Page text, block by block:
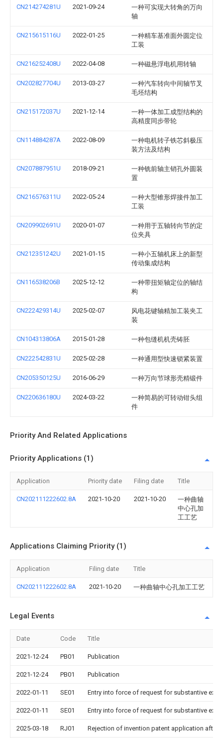
CN214274281U 2021-09-24
一种可实现大转角的万向
轴
CN215615116U 2022-01-25
一种精车基准面外圆定位
工装
CN216252408U 2022-04-08 一种磁悬浮电机用转轴
CN202827704U 2013-03-27
一种汽车转向中间轴节叉
毛坯结构
CN215172037U 2021-12-14
一种一体加工成型结构的
高精度同步带轮
CN114884287A 2022-08-09
一种电机转子铁芯斜极压
装方法及结构
CN207887951U 2018-09-21
一种铣前轴主销孔外圆装
置
CN216576311U 2022-05-24
一种大型锥形焊接件加工
工装
CN209902691U 2020-01-07
一种用于五轴转向节的定
位夹具
CN212351242U 2021-01-15
一种小五轴机床上的新型
传动集成结构
CN116538206B 2025-12-12
一种带扭矩轴定位的轴结
构
CN222429314U 2025-02-07
风电花键轴精加工装夹工
装
CN104313806A 2015-01-28 一种包缝机机壳铸胚
CN222542831U 2025-02-28 一种通用型快速锁紧装置
CN205350125U 2016-06-29 一种万向节球形壳精锻件
CN220636180U 2024-03-22
一种简易的可转动钳头组
件
Priority And Related Applications
Priority Applications (1)
Application Priority date Filing date Title
CN202111222602.8A 2021-10-20 2021-10-20
一种曲轴
中心孔加
工工艺
Applications Claiming Priority (1)
Application Filing date Title
CN202111222602.8A 2021-10-20 一种曲轴中心孔加工工艺
Legal Events
Date Code Title
2021-12-24 PB01 Publication
2021-12-24 PB01 Publication
2022-01-11 SE01 Entry into force of request for substantive
2022-01-11 SE01 Entry into force of request for substantive
2025-03-18 RJ01 Rejection of invention patent application after